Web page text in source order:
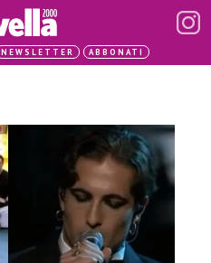
NEWSLETTER ABBONATI